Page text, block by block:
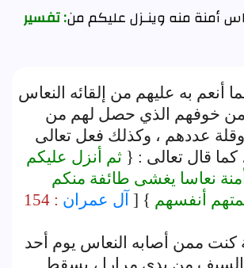
أمنة منه وينـزل عليكم من: تفسير
أنعم به عليهم من إلقائه النعاس
من خوفهم الذي حصل لهم من
عددهم ، وكذلك فعل تعالى
كما قال تعالى : { ثم أنزل عليكم
نعاسا يغشى طائفة منكم
أنفسهم } [ آل عمران : 154
كنت ممن أصابه النعاس يوم أحد